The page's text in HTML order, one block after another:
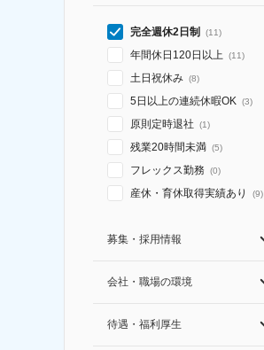
完全週休2日制 (11)
年間休日120日以上 (11)
土日祝休み (8)
5日以上の連続休暇OK (3)
原則定時退社 (1)
残業20時間未満 (5)
フレックス勤務 (0)
産休・育休取得実績あり (9)
募集・採用情報
会社・職場の環境
待遇・福利厚生